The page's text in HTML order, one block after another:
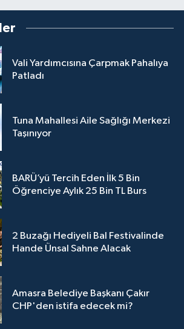
Vali Yardımcısına Çarpmak Pahalıya
Patladı
Tuna Mahallesi Aile Sağlığı Merkezi
Taşınıyor
BARÜ’yü Tercih Eden İlk 5 Bin
Öğrenciye Aylık 25 Bin TL Burs
2 Buzağı Hediyeli Bal Festivalinde
Hande Ünsal Sahne Alacak
Amasra Belediye Başkanı Çakır
CHP'den istifa edecek mi?